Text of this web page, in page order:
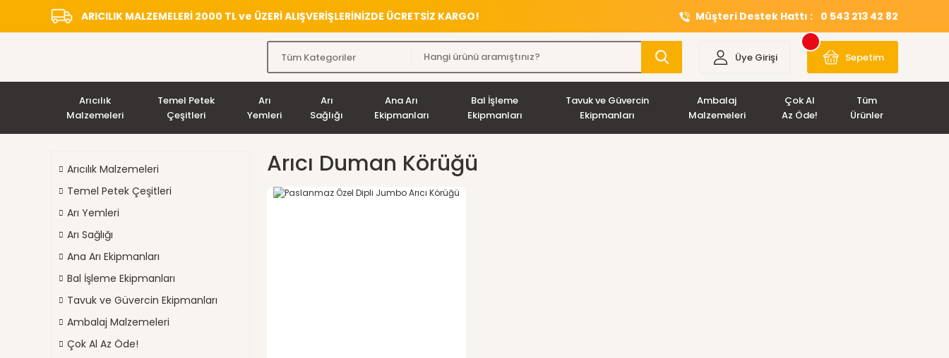
ARICILIK MALZEMELERİ 2000 TL ve ÜZERİ ALIŞVERİŞLERİNİZDE ÜCRETSİZ KARGO! Müşteri Destek Hattı : 0 543 213 42 82
Üye Girişi Sepetim
Arıcılık
Malzemeleri
Temel Petek
Çeşitleri
Arı
Yemleri
Arı
Sağlığı
Ana Arı
Ekipmanları
Bal İşleme
Ekipmanları
Tavuk ve Güvercin
Ekipmanları
Ambalaj
Malzemeleri
Çok Al
Az Öde!
Tüm
Ürünler
Arıcılık Malzemeleri
Temel Petek Çeşitleri
Arı Yemleri
Arı Sağlığı
Ana Arı Ekipmanları
Bal İşleme Ekipmanları
Tavuk ve Güvercin Ekipmanları
Ambalaj Malzemeleri
Çok Al Az Öde!
Arıcı Duman Körüğü